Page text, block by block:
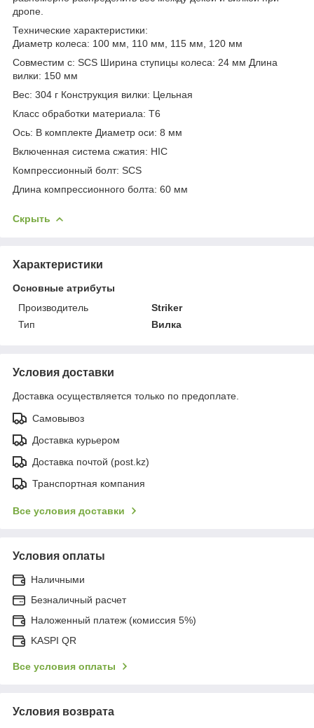
дропе.
Технические характеристики:
Диаметр колеса: 100 мм, 110 мм, 115 мм, 120 мм
Совместим с: SCS Ширина ступицы колеса: 24 мм Длина
вилки: 150 мм
Вес: 304 г Конструкция вилки: Цельная
Класс обработки материала: T6
Ось: В комплекте Диаметр оси: 8 мм
Включенная система сжатия: HIC
Компрессионный болт: SCS
Длина компрессионного болта: 60 мм
Скрыть
Характеристики
Основные атрибуты
Производитель
Striker
Тип
Вилка
Условия доставки
Доставка осуществляется только по предоплате.
Самовывоз
Доставка курьером
Доставка почтой (post.kz)
Транспортная компания
Все условия доставки
Условия оплаты
Наличными
Безналичный расчет
Наложенный платеж (комиссия 5%)
KASPI QR
Все условия оплаты
Условия возврата